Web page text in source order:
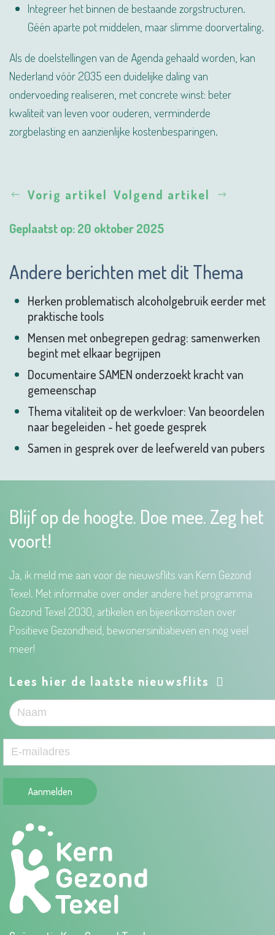
Integreer het binnen de bestaande zorgstructuren.
Géén aparte pot middelen, maar slimme door­vertaling.
Als de doelstellingen van de Agenda gehaald worden, kan
Nederland vóór 2035 een duidelijke daling van
ondervoeding realiseren, met concrete winst: beter
kwaliteit van leven voor ouderen, verminderde
zorgbelasting en aanzienlijke kosten­besparingen.
Vorig artikel Volgend artikel
Geplaatst op: 20 oktober 2025
Andere berichten met dit Thema
Herken problematisch alcoholgebruik eerder met
praktische tools
Mensen met onbegrepen gedrag: samenwerken
begint met elkaar begrijpen
Documentaire SAMEN onderzoekt kracht van
gemeenschap
Thema vitaliteit op de werkvloer: Van beoordelen
naar begeleiden - het goede gesprek
Samen in gesprek over de leefwereld van pubers
Blijf op de hoogte. Doe mee. Zeg het
voort!
Ja, ik meld me aan voor de nieuwsflits van Kern Gezond
Texel. Met informatie over onder andere het programma
Gezond Texel 2030, artikelen en bijeenkomsten over
Positieve Gezondheid, bewonersinitiatieven en nog veel
meer!
Lees hier de laatste nieuwsflits
Aanmelden